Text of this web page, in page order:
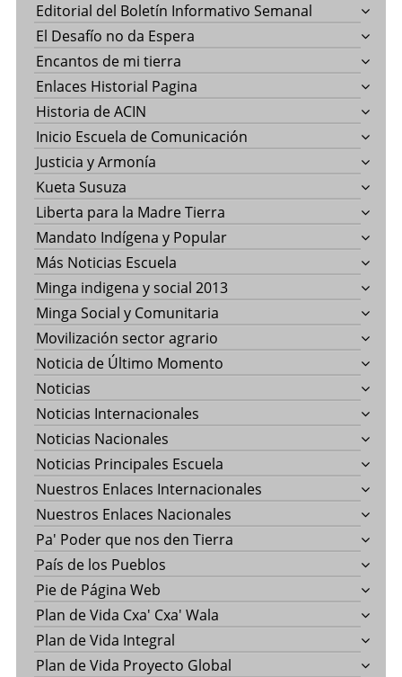
Editorial del Boletín Informativo Semanal
El Desafío no da Espera
Encantos de mi tierra
Enlaces Historial Pagina
Historia de ACIN
Inicio Escuela de Comunicación
Justicia y Armonía
Kueta Susuza
Liberta para la Madre Tierra
Mandato Indígena y Popular
Más Noticias Escuela
Minga indigena y social 2013
Minga Social y Comunitaria
Movilización sector agrario
Noticia de Último Momento
Noticias
Noticias Internacionales
Noticias Nacionales
Noticias Principales Escuela
Nuestros Enlaces Internacionales
Nuestros Enlaces Nacionales
Pa' Poder que nos den Tierra
País de los Pueblos
Pie de Página Web
Plan de Vida Cxa' Cxa' Wala
Plan de Vida Integral
Plan de Vida Proyecto Global